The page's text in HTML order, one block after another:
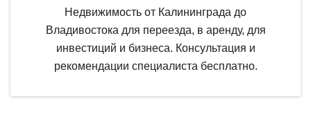
Недвижимость от Калининграда до
Владивостока для переезда, в аренду, для
инвестиций и бизнеса. Консультация и
рекомендации специалиста бесплатно.